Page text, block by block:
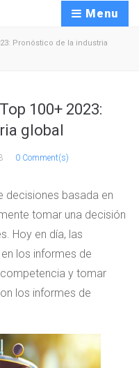
Menu
Pronóstico de la industria
100+ 2023:
global
0 Comment(s)
decisiones basada en
tomar una decisión
Hoy en día, las
los informes de
y tomar
los informes de